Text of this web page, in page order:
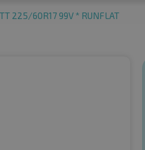
225/60R17 99V * RUNFLAT